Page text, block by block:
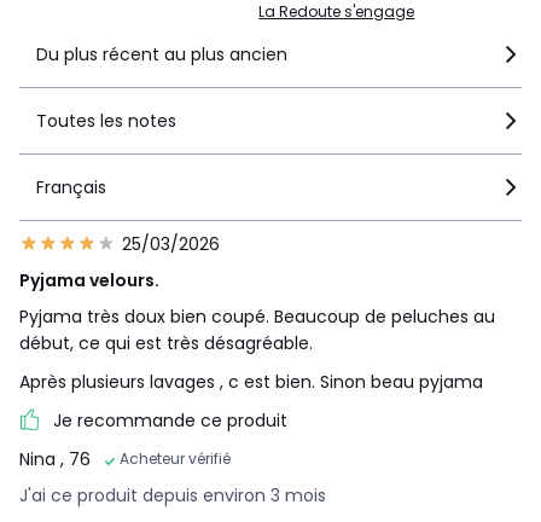
La Redoute s'engage
Du plus récent au plus ancien
Toutes les notes
Français
25/03/2026
Pyjama velours.
Pyjama très doux bien coupé. Beaucoup de peluches au
début, ce qui est très désagréable.
Après plusieurs lavages , c est bien. Sinon beau pyjama
Je recommande ce produit
Nina , 76 Acheteur vérifié
J'ai ce produit depuis environ 3 mois